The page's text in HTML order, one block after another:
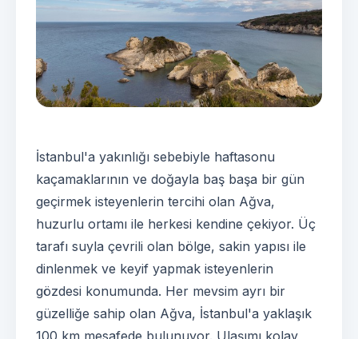
İstanbul'a yakınlığı sebebiyle haftasonu
kaçamaklarının ve doğayla baş başa bir gün
geçirmek isteyenlerin tercihi olan Ağva,
huzurlu ortamı ile herkesi kendine çekiyor. Üç
tarafı suyla çevrili olan bölge, sakin yapısı ile
dinlenmek ve keyif yapmak isteyenlerin
gözdesi konumunda. Her mevsim ayrı bir
güzelliğe sahip olan Ağva, İstanbul'a yaklaşık